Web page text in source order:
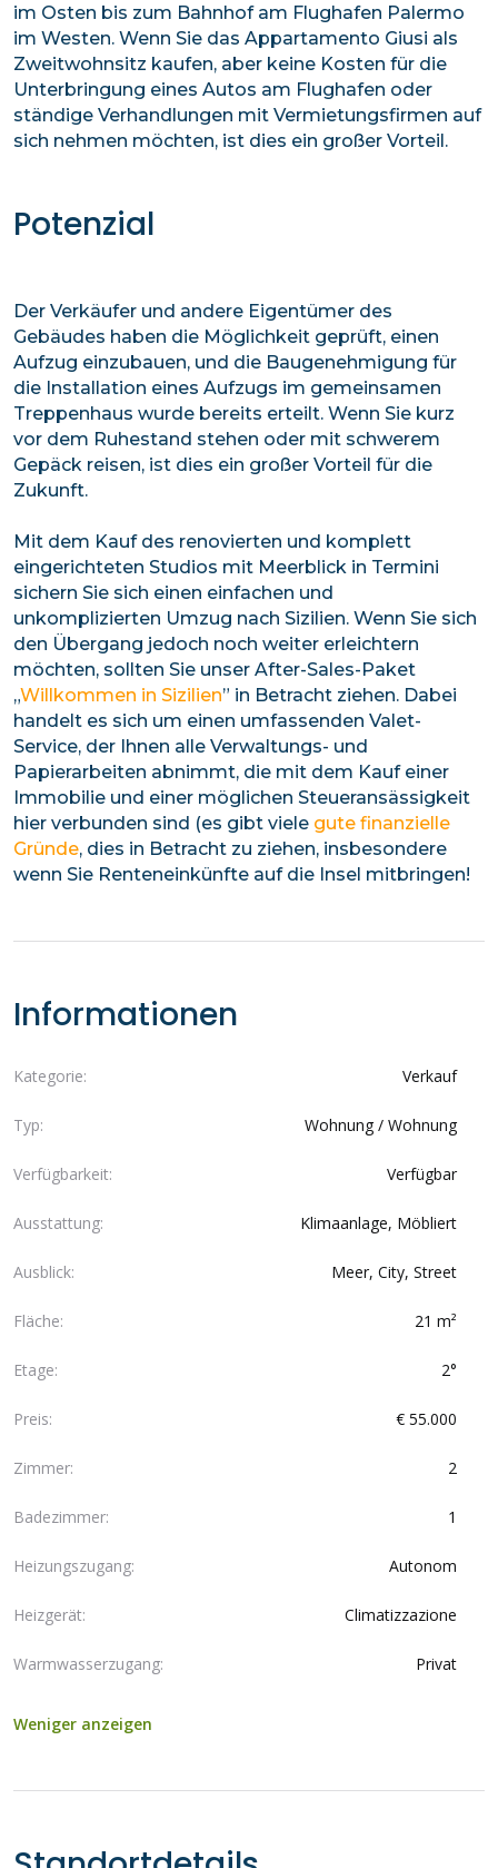
im Osten bis zum Bahnhof am Flughafen Palermo
im Westen. Wenn Sie das Appartamento Giusi als
Zweitwohnsitz kaufen, aber keine Kosten für die
Unterbringung eines Autos am Flughafen oder
ständige Verhandlungen mit Vermietungsfirmen auf
sich nehmen möchten, ist dies ein großer Vorteil.
Potenzial
Der Verkäufer und andere Eigentümer des
Gebäudes haben die Möglichkeit geprüft, einen
Aufzug einzubauen, und die Baugenehmigung für
die Installation eines Aufzugs im gemeinsamen
Treppenhaus wurde bereits erteilt. Wenn Sie kurz
vor dem Ruhestand stehen oder mit schwerem
Gepäck reisen, ist dies ein großer Vorteil für die
Zukunft.
Mit dem Kauf des renovierten und komplett
eingerichteten Studios mit Meerblick in Termini
sichern Sie sich einen einfachen und
unkomplizierten Umzug nach Sizilien. Wenn Sie sich
den Übergang jedoch noch weiter erleichtern
möchten, sollten Sie unser After-Sales-Paket
„Willkommen in Sizilien” in Betracht ziehen. Dabei
handelt es sich um einen umfassenden Valet-
Service, der Ihnen alle Verwaltungs- und
Papierarbeiten abnimmt, die mit dem Kauf einer
Immobilie und einer möglichen Steueransässigkeit
hier verbunden sind (es gibt viele gute finanzielle
Gründe, dies in Betracht zu ziehen, insbesondere
wenn Sie Renteneinkünfte auf die Insel mitbringen!
Informationen
Kategorie: Verkauf
Typ: Wohnung / Wohnung
Verfügbarkeit: Verfügbar
Ausstattung: Klimaanlage, Möbliert
Ausblick: Meer, City, Street
Fläche: 21 m²
Etage: 2°
Preis: € 55.000
Zimmer: 2
Badezimmer: 1
Heizungszugang: Autonom
Heizgerät: Climatizzazione
Warmwasserzugang: Privat
Weniger anzeigen